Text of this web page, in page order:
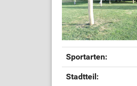
Sportarten:
Stadtteil: